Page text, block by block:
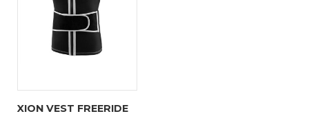
XION VEST FREERIDE